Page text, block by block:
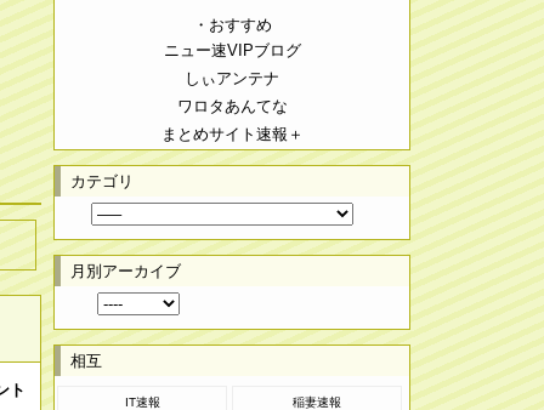
ト
・おすすめ
ニュー速VIPブログ
しぃアンテナ
ワロタあんてな
まとめサイト速報＋
カテゴリ
月別アーカイブ
相互
IT速報 稲妻速報